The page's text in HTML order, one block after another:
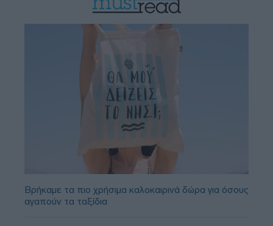
Βρήκαμε τα πιο χρήσιμα καλοκαιρινά δώρα για όσους
αγαπούν τα ταξίδια